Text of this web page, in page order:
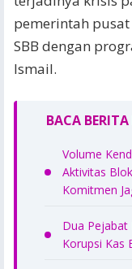
pemerintah
SBB dengan
Ismail.
BACA
Volume
Aktivitas
Komitmen
Dua Pejabat
Korupsi Kas